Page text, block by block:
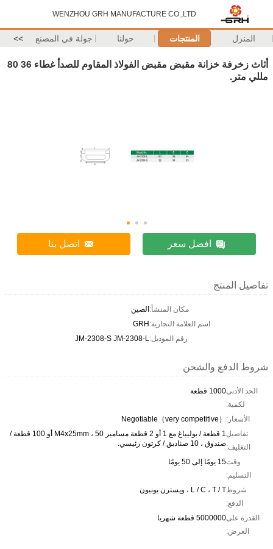
WENZHOU GRH MANUFACTURE CO.,LTD
المنزل المنتجات حولنا جولة في المصنع >>
أثاث زخرفة خزانة مقبض مقبض الفولاذ المقاوم للصدأ غطاء 36 80
مللي متر.
افضل سعر اتصل بنا
تفاصيل المنتج
مكان المنشأ:الصين
اسم العلامة التجارية:GRH
رقم الموديل:JM-2308-S JM-2308-L
شروط الدفع والشحن
الحد الأدنى
لكمية:
1000 قطعة
الأسعار: Negotiable（very competitive）
تفاصيل
التغليف:
1 قطعة / بوليباغ مع 1 أو 2 قطعة مسامير M4x25mm ، 50 أو 100 قطعة /
صندوق ، 10 صناديق / كرتون رئيسي.
وقت
التسليم:
15 يومًا إلى 50 يومًا
شروط
الدفع:
L / C ، T / T ، ويسترن يونيون
القدرة على
العرض:
5000000 قطعة شهريا